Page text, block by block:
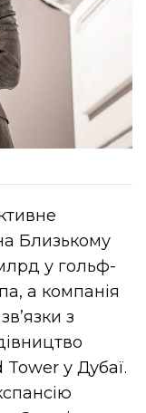
Близькому
у гольф-
а компанія
з
у Дубаї.